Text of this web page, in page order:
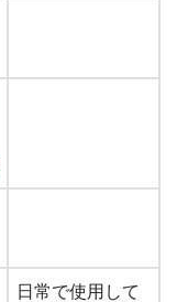
日常で使用して